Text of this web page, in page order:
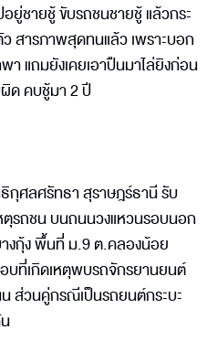
ยู่ชายชู้ ขับรถชนชายชู้ แล้วกระ
สารภาพสุดทนแล้ว เพราะบอก
า แถมยังเคยเอาปืนมาไล่ยิงก่อน
ด คบชู้มา 2 ปี
กุศลศรัทธา สุราษฎร์ธานี รับ
ตุรถชน บนถนนวงแหวนรอบนอก
งกุ้ง พื้นที่ ม.9 ต.คลองน้อย
บที่เกิดเหตุพบรถจักรยานยนต์
ส่วนคู่กรณีเป็นรถยนต์กระบะ